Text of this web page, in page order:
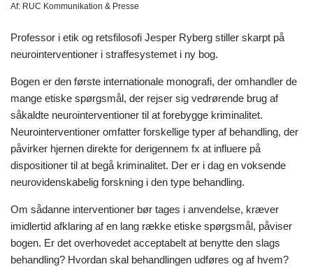
Af: RUC Kommunikation & Presse
Professor i etik og retsfilosofi Jesper Ryberg stiller skarpt på
neurointerventioner i straffesystemet i ny bog.
Bogen er den første internationale monografi, der omhandler de
mange etiske spørgsmål, der rejser sig vedrørende brug af
såkaldte neurointerventioner til at forebygge kriminalitet.
Neurointerventioner omfatter forskellige typer af behandling, der
påvirker hjernen direkte for derigennem fx at influere på
dispositioner til at begå kriminalitet. Der er i dag en voksende
neurovidenskabelig forskning i den type behandling.
Om sådanne interventioner bør tages i anvendelse, kræver
imidlertid afklaring af en lang række etiske spørgsmål, påviser
bogen. Er det overhovedet acceptabelt at benytte den slags
behandling? Hvordan skal behandlingen udføres og af hvem?